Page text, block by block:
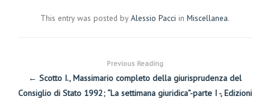
This entry was posted by Alessio Pacci in Miscellanea.
Previous Reading
← Scotto I., Massimario completo della giurisprudenza del
Consiglio di Stato 1992; “La settimana giuridica”-parte I -, Edizioni